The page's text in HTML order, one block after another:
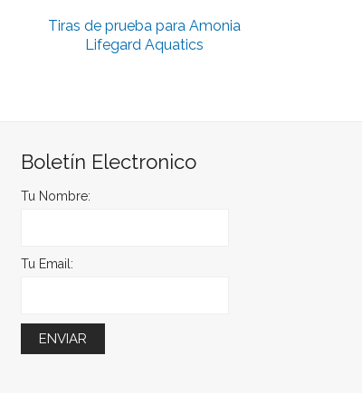
Tiras de prueba para Amonia
Lifegard Aquatics
Boletín Electronico
Tu Nombre:
Tu Email: